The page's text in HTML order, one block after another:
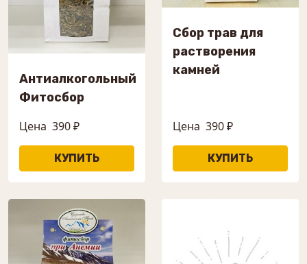
Антиалкогольный
Фитосбор
Цена 390 ₽
Сбор трав для
растворения
камней
Цена 390 ₽